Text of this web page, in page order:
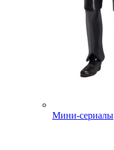
Мини-сериалы